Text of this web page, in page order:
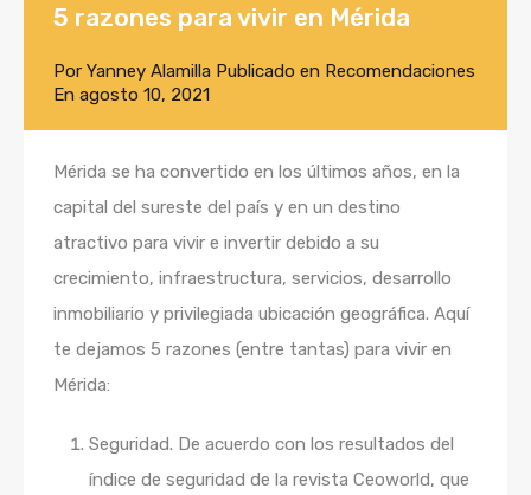
5 razones para vivir en Mérida
Por Yanney Alamilla Publicado en Recomendaciones
En agosto 10, 2021
Mérida se ha convertido en los últimos años, en la
capital del sureste del país y en un destino
atractivo para vivir e invertir debido a su
crecimiento, infraestructura, servicios, desarrollo
inmobiliario y privilegiada ubicación geográfica. Aquí
te dejamos 5 razones (entre tantas) para vivir en
Mérida:
Seguridad. De acuerdo con los resultados del
índice de seguridad de la revista Ceoworld, que